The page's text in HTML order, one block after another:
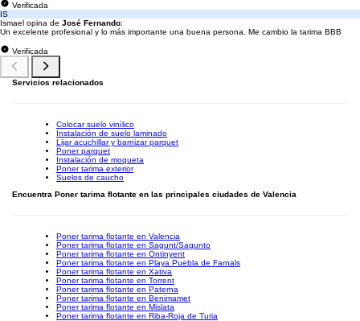
Verificada
IS
Ismael opina de José Fernando:
Un excelente profesional y lo más importante una buena persona. Me cambio la tarima BBB
Verificada
Servicios relacionados
Colocar suelo vinílico
Instalación de suelo laminado
Lijar acuchillar y barnizar parquet
Poner parquet
Instalación de moqueta
Poner tarima exterior
Suelos de caucho
Encuentra Poner tarima flotante en las principales ciudades de Valencia
Poner tarima flotante en Valencia
Poner tarima flotante en Sagunt/Sagunto
Poner tarima flotante en Ontinyent
Poner tarima flotante en Playa Puebla de Farnals
Poner tarima flotante en Xativa
Poner tarima flotante en Torrent
Poner tarima flotante en Paterna
Poner tarima flotante en Benimamet
Poner tarima flotante en Mislata
Poner tarima flotante en Riba-Roja de Turia